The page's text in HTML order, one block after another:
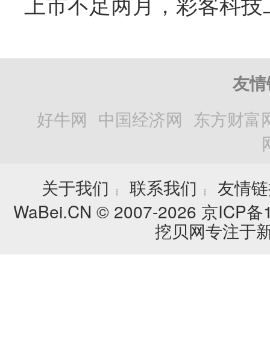
友
好牛网 中国经济网 东方财富
关于我们
┊ 联系我们 ┊
友情
WaBei.CN © 2007-2026 京ICP
挖贝网专注于